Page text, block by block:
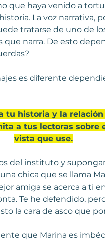
que haya venido a
La voz narrativa,
tratarse de uno de
narra. De esto
es diferente
tu historia y la
a tus lectoras sobre
vista que use.
del instituto y
chica que se llama
amiga se acerca a ti
Te he defendido,
la cara de asco que
que Marina es